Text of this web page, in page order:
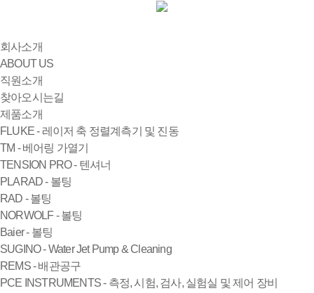
회사소개
ABOUT US
직원소개
찾아오시는길
제품소개
FLUKE - 레이저 축 정렬계측기 및 진동
TM - 베어링 가열기
TENSION PRO - 텐셔너
PLARAD - 볼팅
RAD - 볼팅
NORWOLF - 볼팅
Baier - 볼팅
SUGINO - Water Jet Pump & Cleaning
REMS - 배관공구
PCE INSTRUMENTS - 측정, 시험, 검사, 실험실 및 제어 장비